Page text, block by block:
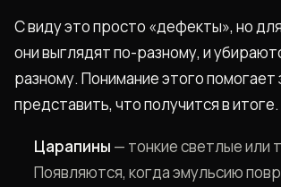
С виду это просто «дефекты», но
они выглядят по-разному, и
разному. Понимание этого помогает
представить, что получится в итоге.
Царапины — тонкие светлые или
Появляются, когда эмульсию